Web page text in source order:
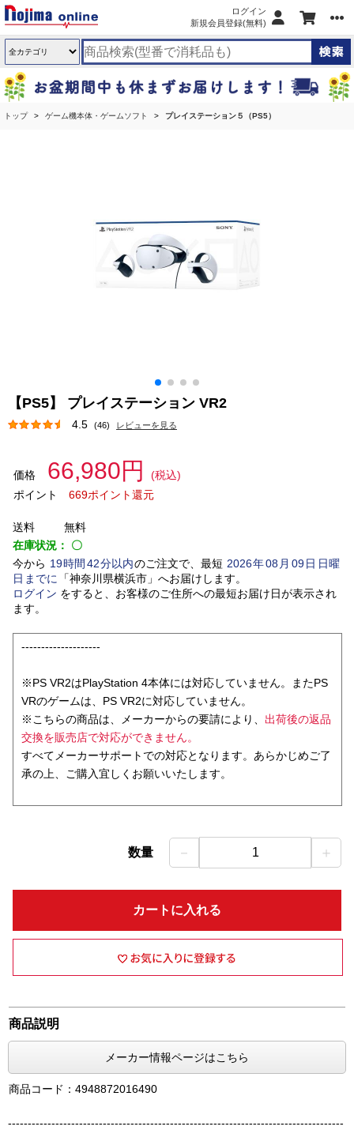
ログイン
新規会員登録(無料)
トップ ゲーム機本体・ゲームソフト プレイステーション５（PS5）
【PS5】 プレイステーション VR2
4.5 (46) レビューを見る
価格 66,980円
(税込)
ポイント
669ポイント還元
送料
無料
在庫状況： 〇
今から 19時間 42分以内のご注文で、最短 2026年08 月 09日日曜
日 までに 「神奈川県横浜市」 へお届けします。
ログイン をすると、お客様のご住所への最短お届け日が表示され
ます。
--------------------
※PS VR2はPlayStation 4本体には対応していません。またPS
VRのゲームは、PS VR2に対応していません。
※こちらの商品は、メーカーからの要請により、 出荷後の返品
交換を販売店で対応ができません。
すべてメーカーサポートでの対応となります。あらかじめご了
承の上、ご購入宜しくお願いいたします。
数量 － 1 ＋
カートに入れる
商品説明
メーカー情報ページはこちら
商品コード：4948872016490
-------------------------------------------------------------------------------------